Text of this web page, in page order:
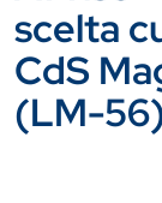
scelta
CdS
(LM-